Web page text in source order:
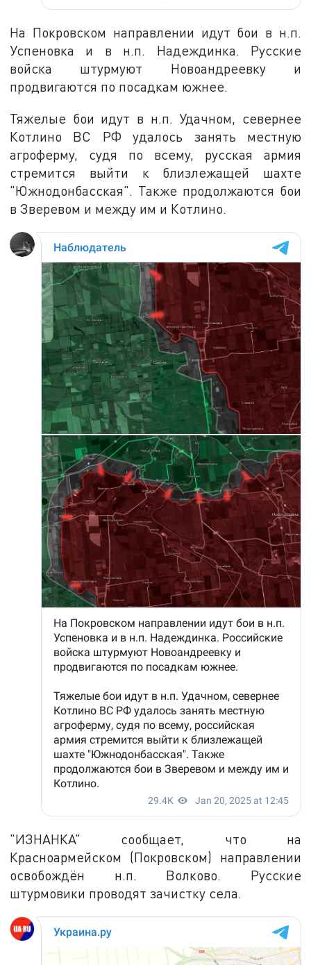
На Покровском направлении идут бои в н.п.
Успеновка и в н.п. Надеждинка. Русские
войска штурмуют Новоандреевку и
продвигаются по посадкам южнее.
Тяжелые бои идут в н.п. Удачном, севернее
Котлино ВС РФ удалось занять местную
агроферму, судя по всему, русская армия
стремится выйти к близлежащей шахте
"Южнодонбасская". Также продолжаются бои
в Зверевом и между им и Котлино.
"ИЗНАНКА" сообщает, что на
Красноармейском (Покровском) направлении
освобождён н.п. Волково. Русские
штурмовики проводят зачистку села.